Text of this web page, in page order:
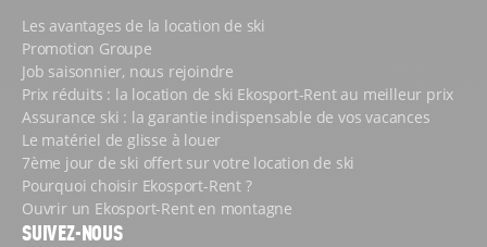
Les avantages de la location de ski
Promotion Groupe
Job saisonnier, nous rejoindre
Prix réduits : la location de ski Ekosport-Rent au meilleur prix
Assurance ski : la garantie indispensable de vos vacances
Le matériel de glisse à louer
7ème jour de ski offert sur votre location de ski
Pourquoi choisir Ekosport-Rent ?
Ouvrir un Ekosport-Rent en montagne
SUIVEZ-NOUS